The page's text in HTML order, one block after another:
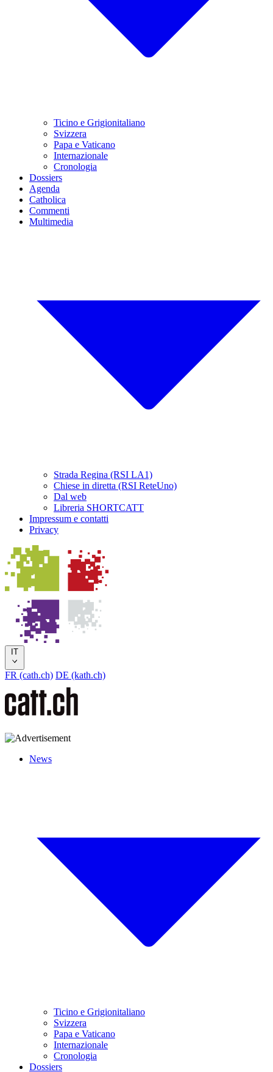
Ticino e Grigionitaliano
Svizzera
Papa e Vaticano
Internazionale
Cronologia
Dossiers
Agenda
Catholica
Commenti
Multimedia
Strada Regina (RSI LA1)
Chiese in diretta (RSI ReteUno)
Dal web
Libreria SHORTCATT
Impressum e contatti
Privacy
IT
FR (cath.ch) DE (kath.ch)
News
Ticino e Grigionitaliano
Svizzera
Papa e Vaticano
Internazionale
Cronologia
Dossiers